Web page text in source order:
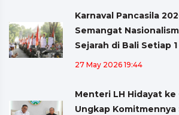
Karnaval Pancasila
Semangat
Sejarah di Bali Setiap
27 May 2026 19:44
Menteri LH Hidayat
Ungkap Komitmennya